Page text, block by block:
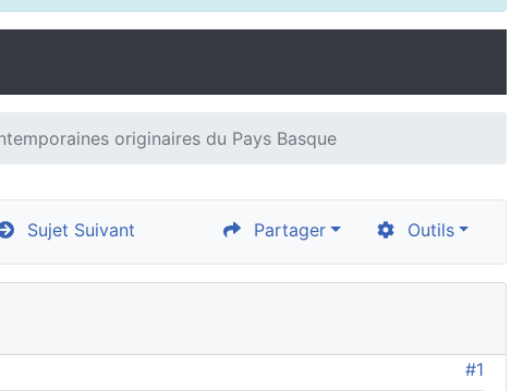
originaires du Pays Basque
Sujet Suivant Partager Outils
#1